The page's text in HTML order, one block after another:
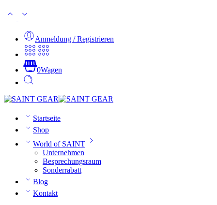
Anmeldung / Registrieren
0Wagen
Startseite
Shop
World of SAINT
Unternehmen
Besprechungsraum
Sonderrabatt
Blog
Kontakt